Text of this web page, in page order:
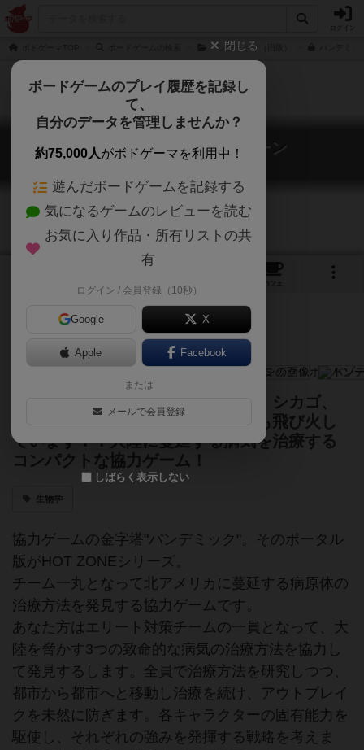
パンデミック（旧版）
パンデミック：ホットゾーン
Pandemic: Hot Zone – North America
カフェ
トロントでアウトブレイクを確認！シカゴ、
ニューヨーク、モントリオールにも飛び火し
ています！！大陸に蔓延する病気を治療する
コンパクトな協力ゲーム！
生物学
協力ゲームの金字塔"パンデミック"。そのポータル
版がHOT ZONEシリーズ。
チーム一丸となって北アメリカに蔓延する病原体の
治療方法を発見する協力ゲームです。
あなた方はエリート対策チームの一員となって、大
陸を脅かす3つの致命的な病気の治療方法を協力し
て発見するします。全員で治療方法を研究しつつ、
都市から都市へと移動し治療を続け、アウトブレイ
クを未然に防ぎます。各キャラクターの固有能力を
駆使し、それぞれの強みを発揮する戦略を考えま
閉じる
ボードゲームのプレイ履歴を記録し
て、
自分のデータを管理しませんか？
約75,000人がボドゲーマを利用中！
遊んだボードゲームを記録する
気になるゲームのレビューを読む
お気に入り作品・所有リストの共
有
ログイン / 会員登録（10秒）
Google X
Apple Facebook
または
メールで会員登録
しばらく表示しない